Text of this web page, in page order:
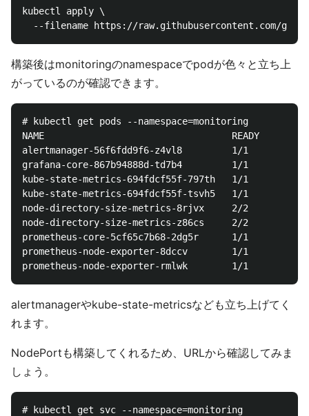
kubectl apply \
構築後はmonitoringのnamespaceでpodが色々と立ち上
がっているのが確認できます。
# kubectl get pods --namespace=monitoring
NAME                                  READY     STATUS
alertmanager-56f6fdd9f6-z4vl8         1/1
grafana-core-867b94888d-td7b4         1/1
kube-state-metrics-694fdcf55f-797th   1/1
kube-state-metrics-694fdcf55f-tsvh5   1/1
node-directory-size-metrics-8rjvx     2/2
node-directory-size-metrics-z86cs     2/2
prometheus-core-5cf65c7b68-2dg5r      1/1
prometheus-node-exporter-8dccv        1/1
alertmanagerやkube-state-metricsなども立ち上げてく
れます。
NodePortも構築してくれるため、URLから確認してみま
しょう。
# kubectl get svc --namespace=monitoring